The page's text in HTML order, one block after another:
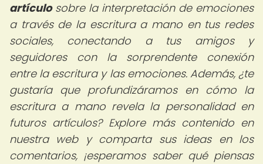
artículosobre la interpretación de emociones
a través de la escritura a mano en tus redes
sociales, conectando a tus amigos y
seguidores con la sorprendente conexión
entre la escritura y las emociones. Además, ¿te
gustaría que profundizáramos en cómo la
escritura a mano revela la personalidad en
futuros artículos? Explore más contenido en
nuestra web y comparta sus ideas en los
comentarios, ¡esperamos saber qué piensas